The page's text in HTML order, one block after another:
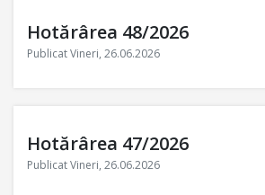
Hotărârea 48/2026
Publicat Vineri, 26.06.2026
Hotărârea 47/2026
Publicat Vineri, 26.06.2026